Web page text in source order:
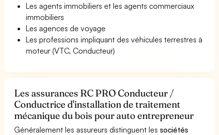
Les agents immobiliers et les agents commerciaux
immobiliers
Les agences de voyage
Les professions impliquant des véhicules terrestres à
moteur (VTC, Conducteur)
Les assurances RC PRO Conducteur /
Conductrice d'installation de traitement
mécanique du bois pour auto entrepreneur
Généralement les assureurs distinguent lessociétés